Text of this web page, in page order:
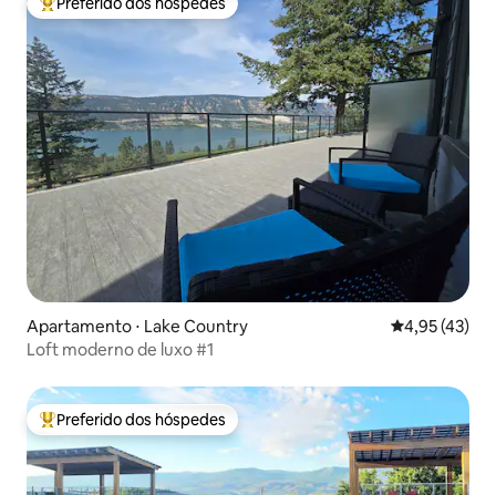
Entre os melhores preferidos dos hóspedes
Apartamento ⋅ Lake Country 4,95 de uma
4,95 (43)
Loft moderno de luxo #1
Entre os melhores preferidos dos hóspedes
Preferido dos hóspedes